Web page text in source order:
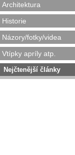
Architektura
Historie
Názory/fotky/videa
Vtípky apríly atp.
Nejčtenější články